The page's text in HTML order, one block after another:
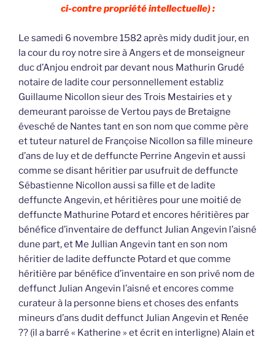
ci-contre propriété intellectuelle) :
Le samedi 6 novembre 1582 après midy dudit jour, en
la cour du roy notre sire à Angers et de monseigneur
duc d’Anjou endroit par devant nous Mathurin Grudé
notaire de ladite cour personnellement establiz
Guillaume Nicollon sieur des Trois Mestairies et y
demeurant paroisse de Vertou pays de Bretaigne
évesché de Nantes tant en son nom que comme père
et tuteur naturel de Françoise Nicollon sa fille mineure
d’ans de luy et de deffuncte Perrine Angevin et aussi
comme se disant héritier par usufruit de deffuncte
Sébastienne Nicollon aussi sa fille et de ladite
deffuncte Angevin, et héritières pour une moitié de
deffuncte Mathurine Potard et encores héritières par
bénéfice d’inventaire de deffunct Julian Angevin l’aisné
dune part, et Me Jullian Angevin tant en son nom
héritier de ladite deffuncte Potard et que comme
héritière par bénéfice d’inventaire en son privé nom de
deffunct Julian Angevin l’aisné et encores comme
curateur à la personne biens et choses des enfants
mineurs d’ans dudit deffunct Julian Angevin et Renée
?? (il a barré « Katherine » et écrit en interligne) Alain et